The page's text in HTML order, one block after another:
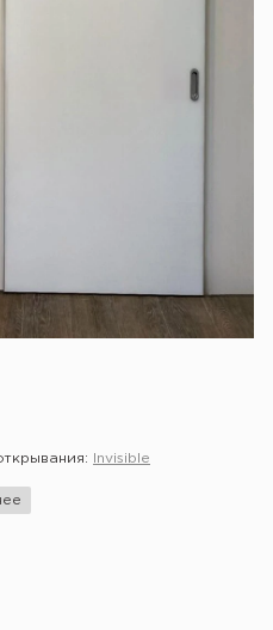
Invisible